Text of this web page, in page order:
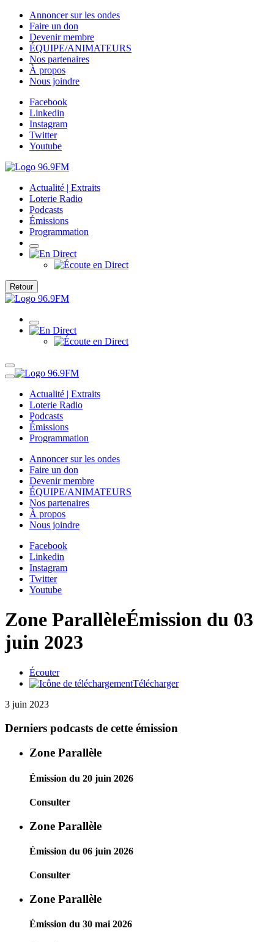
Annoncer sur les ondes
Faire un don
Devenir membre
ÉQUIPE/ANIMATEURS
Nos partenaires
À propos
Nous joindre
Facebook
Linkedin
Instagram
Twitter
Youtube
Actualité | Extraits
Loterie Radio
Podcasts
Émissions
Programmation
Retour
Actualité | Extraits
Loterie Radio
Podcasts
Émissions
Programmation
Annoncer sur les ondes
Faire un don
Devenir membre
ÉQUIPE/ANIMATEURS
Nos partenaires
À propos
Nous joindre
Facebook
Linkedin
Instagram
Twitter
Youtube
Zone ParallèleÉmission du 03
juin 2023
Écouter
Télécharger
3 juin 2023
Derniers podcasts de cette émission
Zone Parallèle
Émission du 20 juin 2026
Consulter
Zone Parallèle
Émission du 06 juin 2026
Consulter
Zone Parallèle
Émission du 30 mai 2026